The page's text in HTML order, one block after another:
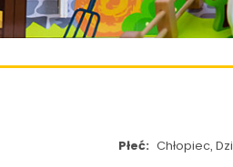
Płeć: Chłopiec,